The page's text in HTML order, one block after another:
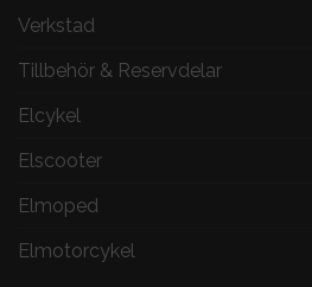
Verkstad
Tillbehör & Reservdelar
Elcykel
Elscooter
Elmoped
Elmotorcykel